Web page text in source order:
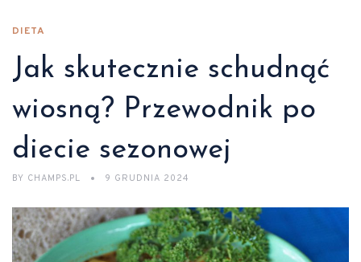
DIETA
Jak skutecznie schudnąć
wiosną? Przewodnik po
diecie sezonowej
BY CHAMPS.PL 9 GRUDNIA 2024